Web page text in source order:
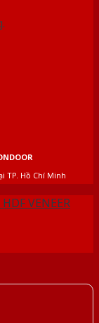
TP. Hồ Chí Minh
VENEER